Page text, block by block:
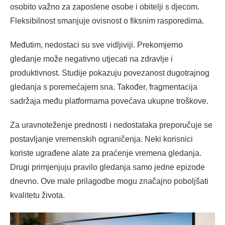
osobito važno za zaposlene osobe i obitelji s djecom.
Fleksibilnost smanjuje ovisnost o fiksnim rasporedima.
Međutim, nedostaci su sve vidljiviji. Prekomjerno
gledanje može negativno utjecati na zdravlje i
produktivnost. Studije pokazuju povezanost dugotrajnog
gledanja s poremećajem sna. Također, fragmentacija
sadržaja među platformama povećava ukupne troškove.
Za uravnoteženje prednosti i nedostataka preporučuje se
postavljanje vremenskih ograničenja. Neki korisnici
koriste ugrađene alate za praćenje vremena gledanja.
Drugi primjenjuju pravilo gledanja samo jedne epizode
dnevno. Ove male prilagodbe mogu značajno poboljšati
kvalitetu života.